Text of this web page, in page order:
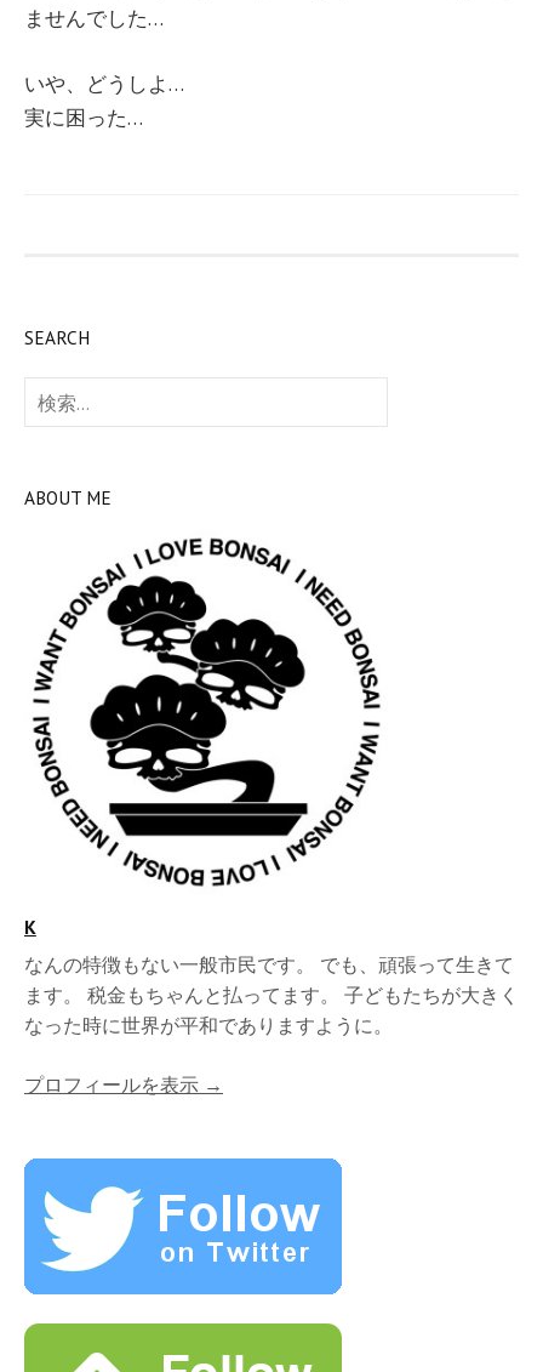
ませんでした…
いや、どうしよ…
実に困った…
SEARCH
検
索:
ABOUT ME
K
なんの特徴もない一般市民です。 でも、頑張って生きて
ます。 税金もちゃんと払ってます。 子どもたちが大きく
なった時に世界が平和でありますように。
プロフィールを表示 →